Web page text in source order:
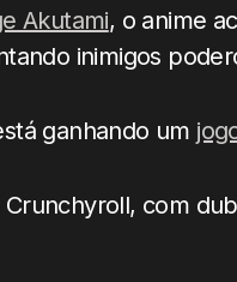
Akutami, o anime
inimigos
ganhando um
com